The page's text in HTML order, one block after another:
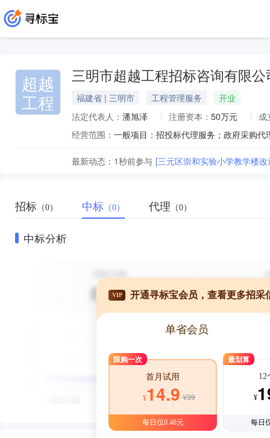
超越
工程
三明市超越工程招标咨询有限公
福建省 | 三明市 工程管理服务
开业
法定代表人： 潘旭泽 注册资本： 50万元
成
经营范围：
最新动态： 1秒前参与 [三元区崇和实验小学教学楼
招标 （0） 中标 （0） 代理 （0）
中标分析
VIP 开通寻标宝会员，查看更多招采
单省会员
限购一次
首月试用
¥14.9 ¥39
每日仅0.48元
最划算
12
¥
每日